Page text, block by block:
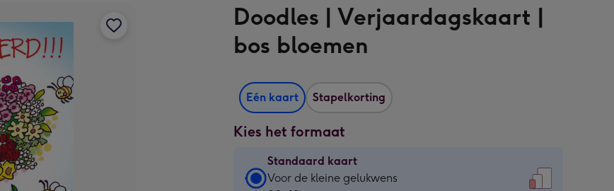
Doodles | Verjaardagskaart |
bos bloemen
Eén kaart Stapelkorting
Kies het formaat
Standaard kaart
Standaard
Voor de kleine gelukwens